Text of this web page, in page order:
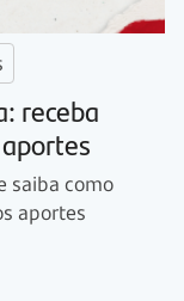
receba
saiba como
aportes